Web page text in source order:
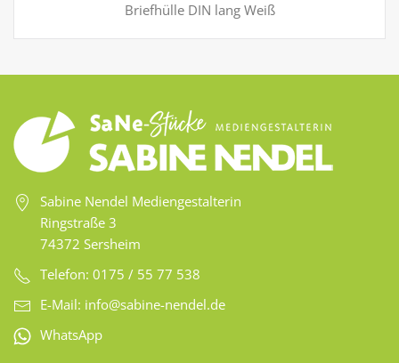
Briefhülle DIN lang Weiß
Sabine Nendel Mediengestalterin
Ringstraße 3
74372 Sersheim
Telefon: 0175 / 55 77 538
E-Mail: info@sabine-nendel.de
WhatsApp